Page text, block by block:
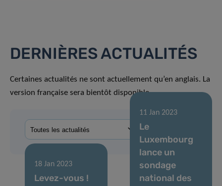
DERNIÈRES ACTUALITÉS
Certaines actualités ne sont actuellement qu’en anglais. La
version française sera bientôt disponible.
18 Jan 2023
Levez-vous !
11 Jan 2023
Le
Luxembourg
lance un
sondage
national des